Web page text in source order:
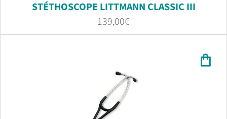
STÉTHOSCOPE LITTMANN CLASSIC III
139,00€